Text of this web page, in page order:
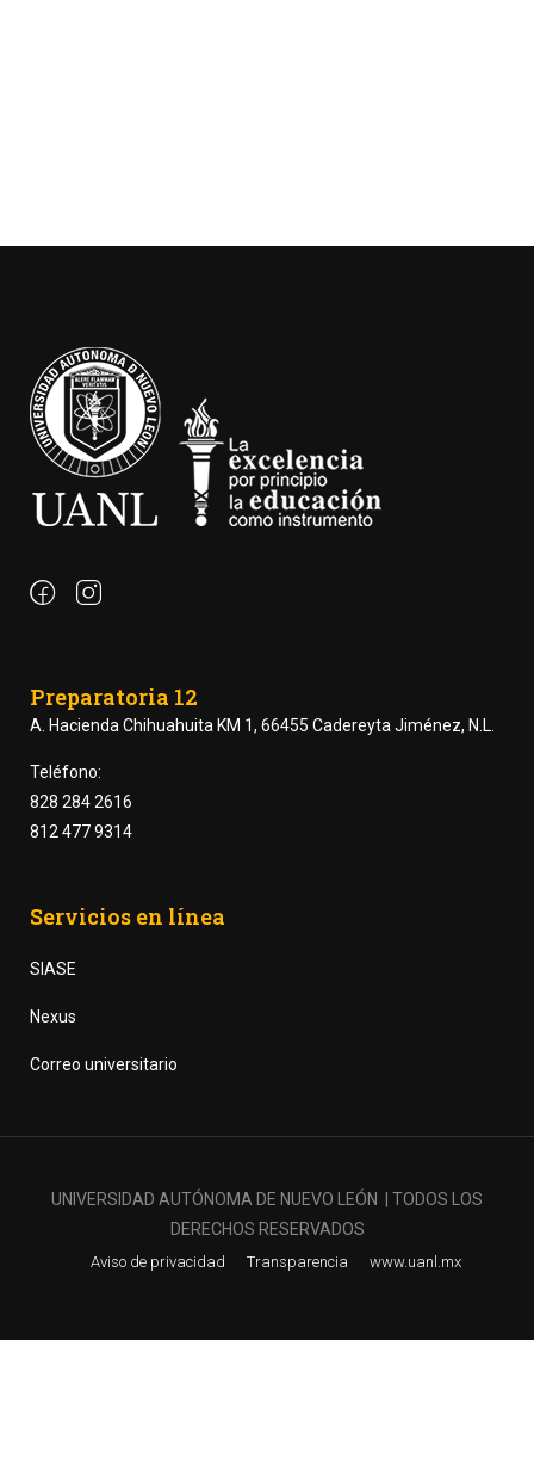
Preparatoria 12
A. Hacienda Chihuahuita KM 1, 66455 Cadereyta Jiménez, N.L.
Teléfono:
828 284 2616
812 477 9314
Servicios en línea
SIASE
Nexus
Correo universitario
UNIVERSIDAD AUTÓNOMA DE NUEVO LEÓN | TODOS LOS
DERECHOS RESERVADOS
Aviso de privacidad Transparencia www.uanl.mx